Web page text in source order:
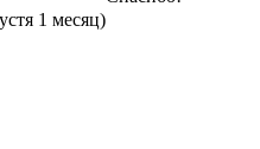
1 месяц)